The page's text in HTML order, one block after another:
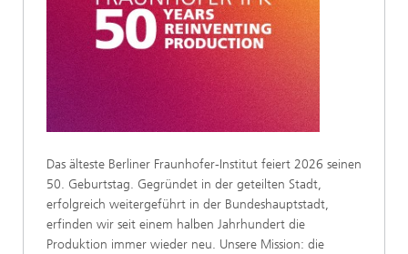
Das älteste Berliner Fraunhofer-Institut feiert 2026 seinen
50. Geburtstag. Gegründet in der geteilten Stadt,
erfolgreich weitergeführt in der Bundeshauptstadt,
erfinden wir seit einem halben Jahrhundert die
Produktion immer wieder neu. Unsere Mission: die